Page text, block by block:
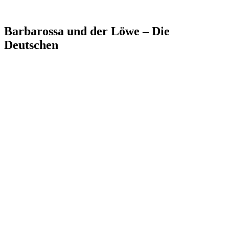
Barbarossa und der Löwe – Die
Deutschen